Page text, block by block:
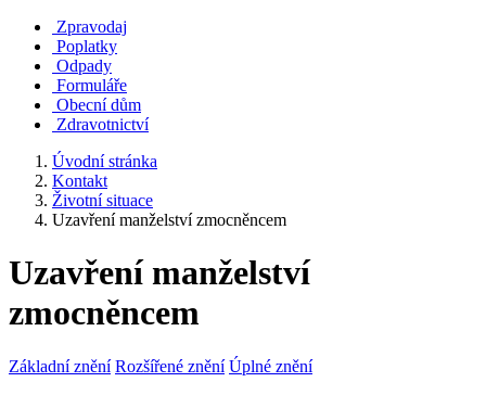
Zpravodaj
Poplatky
Odpady
Formuláře
Obecní dům
Zdravotnictví
Úvodní stránka
Kontakt
Životní situace
Uzavření manželství zmocněncem
Uzavření manželství
zmocněncem
Základní znění Rozšířené znění Úplné znění